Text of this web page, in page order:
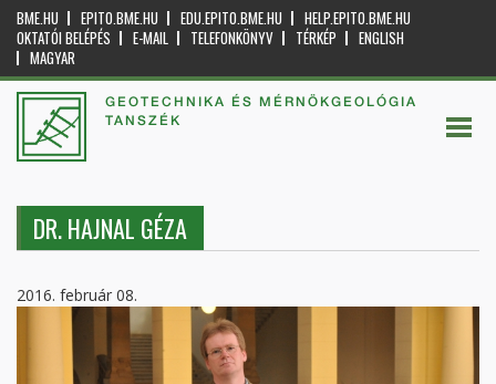
BME.HU EPITO.BME.HU EDU.EPITO.BME.HU
HELP.EPITO.BME.HU
OKTATÓI BELÉPÉS
E-MAIL TELEFONKÖNYV TÉRKÉP
ENGLISH
MAGYAR
GEOTECHNIKA ÉS MÉRNÖKGEOLÓGIA
TANSZÉK
DR. HAJNAL GÉZA
2016. február 08.